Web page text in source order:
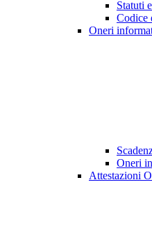
Statuti
Codice
Oneri
Oneri
Attestazioni